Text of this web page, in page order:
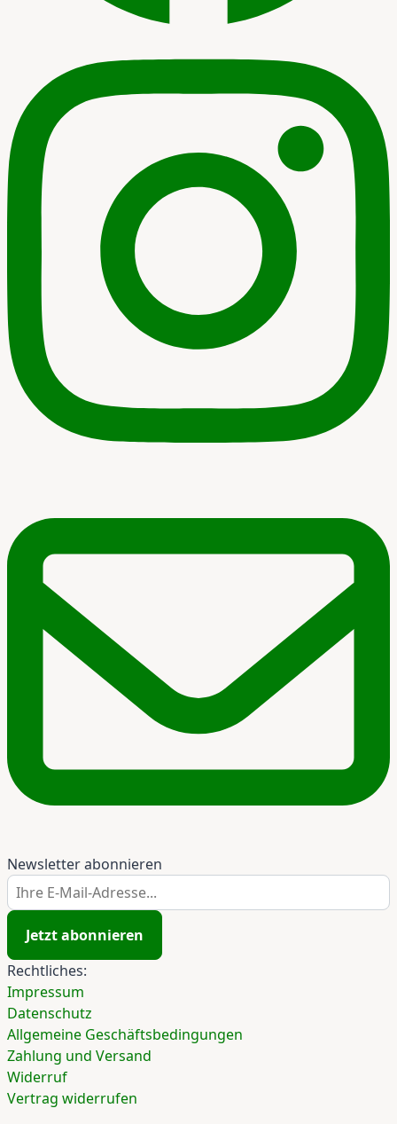
Newsletter abonnieren
Ihre E-Mail-Adresse...
Jetzt abonnieren
Rechtliches:
Impressum
Datenschutz
Allgemeine Geschäftsbedingungen
Zahlung und Versand
Widerruf
Vertrag widerrufen